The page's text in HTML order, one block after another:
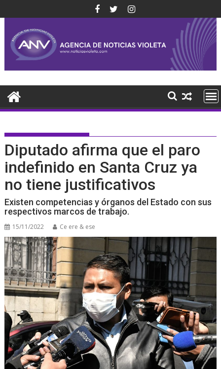
al
contenido
Diputado afirma que el paro
indefinido en Santa Cruz ya
no tiene justificativos
Existen competencias y órganos del Estado con sus
respectivos marcos de trabajo.
15/11/2022 Ce ere & ese